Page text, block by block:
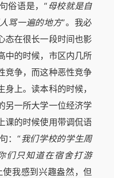
俗语是，“母校就是自
骂一遍的地方”。我必
态在很长一段时间也影
中的时候，市区内几所
竞争，而这种恶性竞争
上。读本科的时候，
另一所大学一位经济学
课的时候使用带调侃语
：“我们学校的学生周
们只知道在宿舍打游
我感到兴趣盎然，但